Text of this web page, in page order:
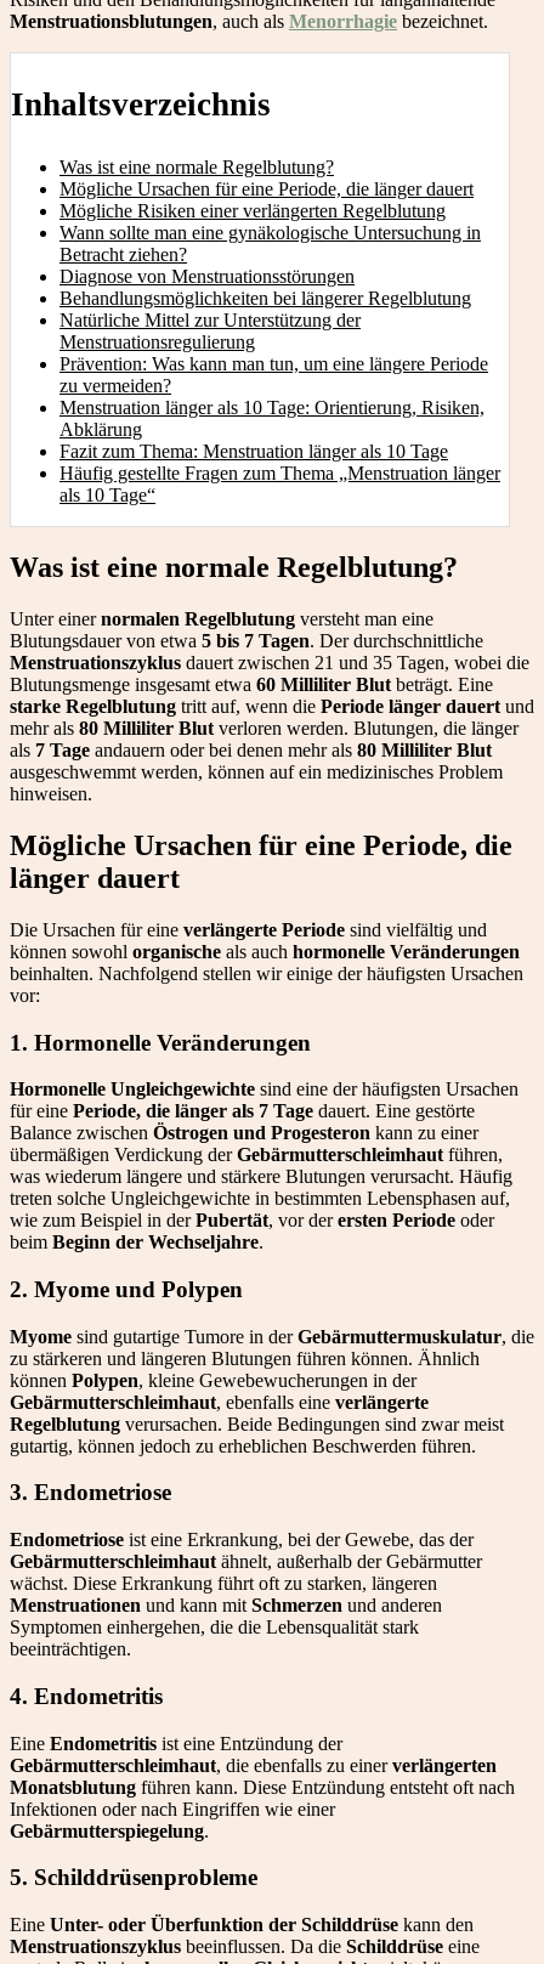
Menstruationsblutungen, auch als Menorrhagie bezeichnet.
Inhaltsverzeichnis
Was ist eine normale Regelblutung?
Mögliche Ursachen für eine Periode, die länger dauert
Mögliche Risiken einer verlängerten Regelblutung
Wann sollte man eine gynäkologische Untersuchung in
Betracht ziehen?
Diagnose von Menstruationsstörungen
Behandlungsmöglichkeiten bei längerer Regelblutung
Natürliche Mittel zur Unterstützung der
Menstruationsregulierung
Prävention: Was kann man tun, um eine längere Periode
zu vermeiden?
Menstruation länger als 10 Tage: Orientierung, Risiken,
Abklärung
Fazit zum Thema: Menstruation länger als 10 Tage
Häufig gestellte Fragen zum Thema „Menstruation länger
als 10 Tage“
Was ist eine normale Regelblutung?
Unter einernormalen Regelblutung versteht man eine
Blutungsdauer von etwa 5 bis 7 Tagen. Der durchschnittliche
Menstruationszyklus dauert zwischen 21 und 35 Tagen, wobei die
Blutungsmenge insgesamt etwa 60 Milliliter Blut beträgt. Eine
starke Regelblutung tritt auf, wenn die Periode länger dauert und
mehr als 80 Milliliter Blut verloren werden. Blutungen, die länger
als 7 Tage andauern oder bei denen mehr als 80 Milliliter Blut
ausgeschwemmt werden, können auf ein medizinisches Problem
hinweisen.
Mögliche Ursachen für eine Periode, die
länger dauert
Die Ursachen für eine verlängerte Periode sind vielfältig und
können sowohl organische als auch hormonelle Veränderungen
beinhalten. Nachfolgend stellen wir einige der häufigsten Ursachen
vor:
1. Hormonelle Veränderungen
Hormonelle Ungleichgewichte sind eine der häufigsten Ursachen
für eine Periode, die länger als 7 Tage dauert. Eine gestörte
Balance zwischen Östrogen und Progesteron kann zu einer
übermäßigen Verdickung derGebärmutterschleimhaut führen,
was wiederum längere und stärkere Blutungen verursacht. Häufig
treten solche Ungleichgewichte in bestimmten Lebensphasen auf,
wie zum Beispiel in derPubertät, vor derersten Periode oder
beim Beginn der Wechseljahre.
2. Myome und Polypen
Myome sind gutartige Tumore in derGebärmuttermuskulatur, die
zu stärkeren und längeren Blutungen führen können. Ähnlich
können Polypen, kleine Gewebewucherungen in der
Gebärmutterschleimhaut, ebenfalls eine verlängerte
Regelblutung verursachen. Beide Bedingungen sind zwar meist
gutartig, können jedoch zu erheblichen Beschwerden führen.
3. Endometriose
Endometriose ist eine Erkrankung, bei der Gewebe, das der
Gebärmutterschleimhaut ähnelt, außerhalb der Gebärmutter
wächst. Diese Erkrankung führt oft zu starken, längeren
Menstruationen und kann mit Schmerzen und anderen
Symptomen einhergehen, die die Lebensqualität stark
beeinträchtigen.
4. Endometritis
Eine Endometritis ist eine Entzündung der
Gebärmutterschleimhaut, die ebenfalls zu einerverlängerten
Monatsblutung führen kann. Diese Entzündung entsteht oft nach
Infektionen oder nach Eingriffen wie einer
Gebärmutterspiegelung.
5. Schilddrüsenprobleme
Eine Unter- oder Überfunktion der Schilddrüse kann den
Menstruationszyklus beeinflussen. Da die Schilddrüse eine